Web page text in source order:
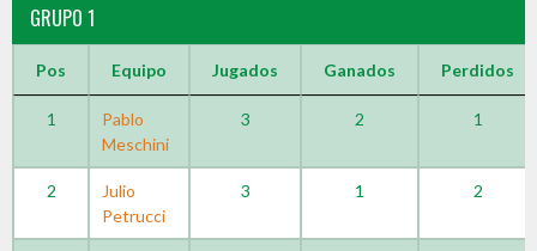
GRUPO 1
Pos Equipo Jugados Ganados Perdidos
1
Pablo
Meschini
3 2 1
2
Julio
Petrucci
3 1 2